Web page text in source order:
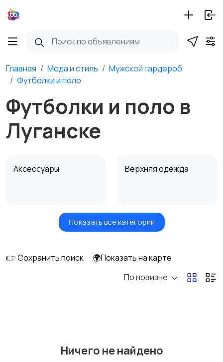
Главная Мода и стиль
Мужской гардероб
Футболки и поло
Футболки и поло в
Луганске
Аксессуары Верхняя одежда
Головные уборы Домашняя одежда
Нижнее белье
Показать все категории
👉 Сохранить поиск
🌍Показать на карте
По новизне
Ничего не найдено